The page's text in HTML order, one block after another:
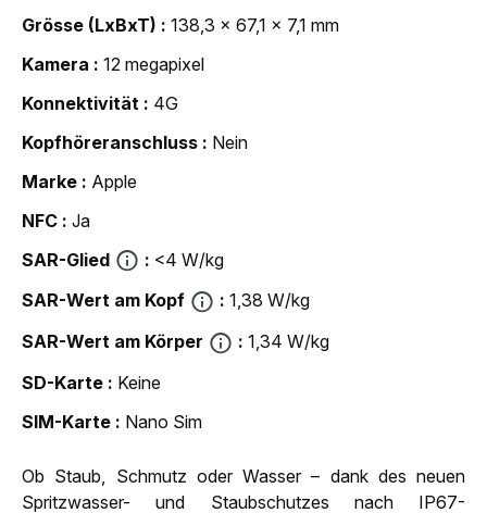
Grösse (LxBxT)
138,3 x 67,1 x 7,1 mm
Kamera
12 megapixel
Konnektivität
4G
Kopfhöreranschluss
Nein
Marke
Apple
NFC
Ja
SAR-Glied
<4 W/kg
SAR-Wert am Kopf
1,38 W/kg
SAR-Wert am Körper
1,34 W/kg
SD-Karte
Keine
SIM-Karte
Nano Sim
Ob Staub, Schmutz oder Wasser – dank des neuen
Spritzwasser- und Staubschutzes nach IP67-